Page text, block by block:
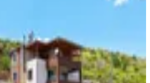
Rota'dan Fatmalı'da 2025 Yılı
Fatmalı Mahallesi
·450 m²·31.07.2026
₺